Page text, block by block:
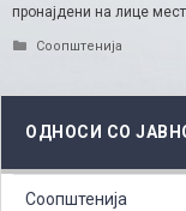
пронајдени на лице
Categories
Соопштенија
ОДНОСИ СО
Соопштенија